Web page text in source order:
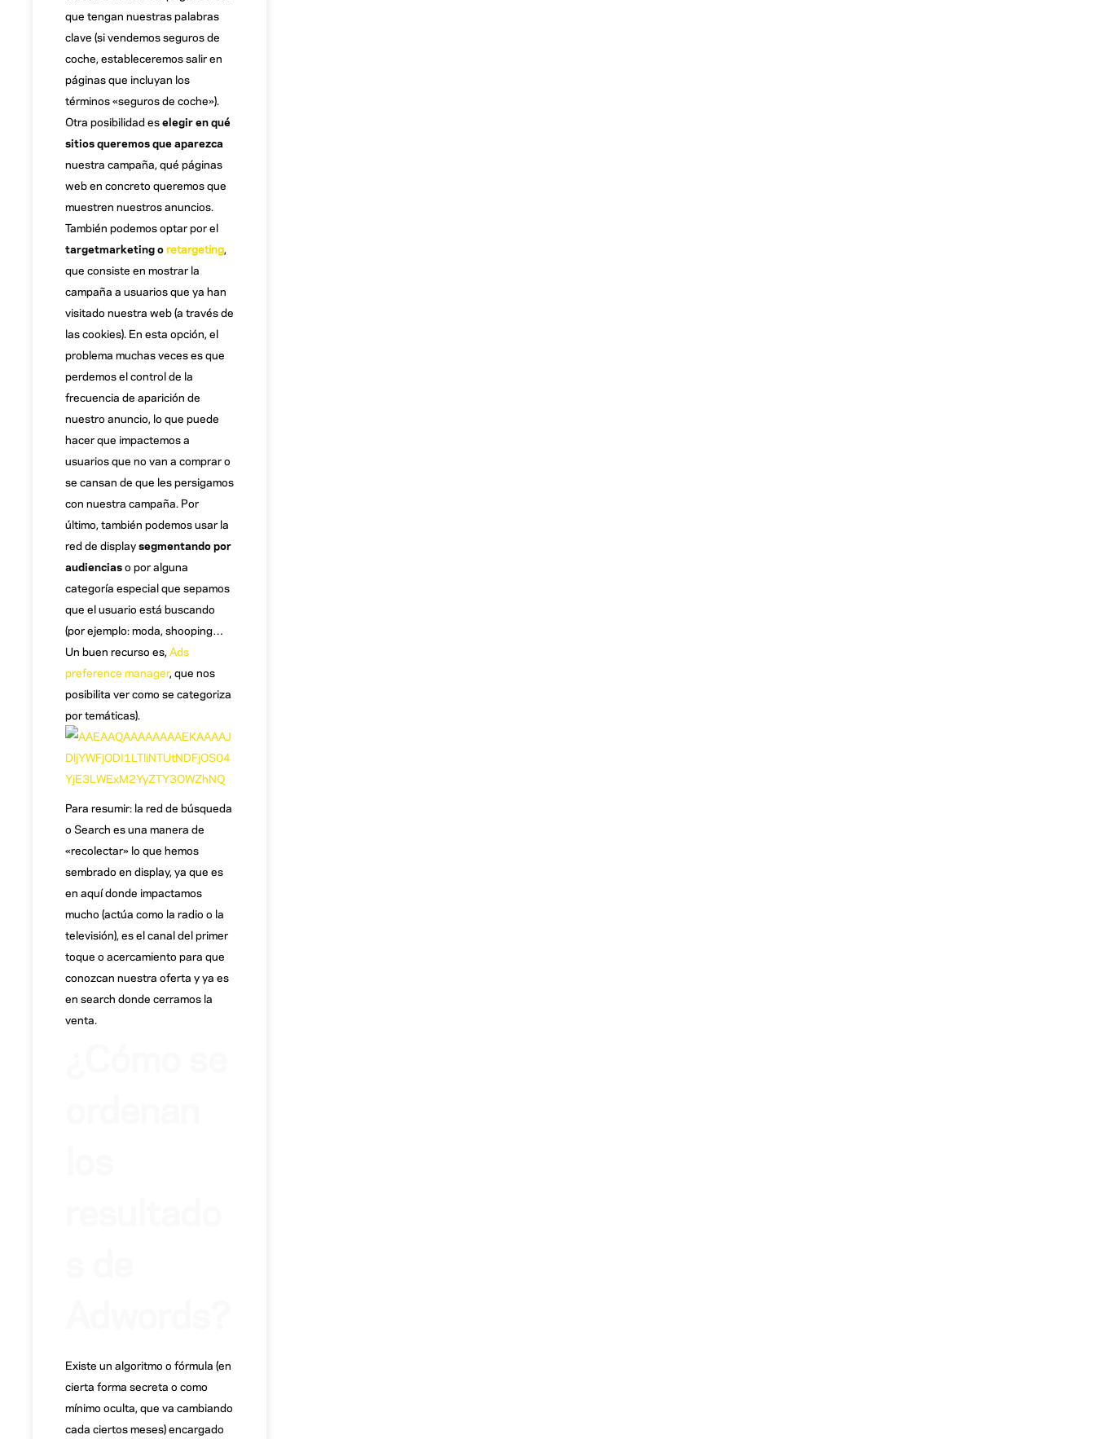
que tengan nuestras palabras
clave (si vendemos seguros de
coche, estableceremos salir en
páginas que incluyan los
términos «seguros de coche»).
Otra posibilidad eselegir en qué
sitios queremos que aparezca
nuestra campaña, qué páginas
web en concreto queremos que
muestren nuestros anuncios.
También podemos optar por el
targetmarketing oretargeting
que consiste en mostrar la
campaña a usuarios que ya han
visitado nuestra web (a través de
las cookies). En esta opción, el
problema muchas veces es que
perdemos el control de la
frecuencia de aparición de
nuestro anuncio, lo que puede
hacer que impactemos a
usuarios que no van a comprar o
se cansan de que les persigamos
con nuestra campaña. Por
último, también podemos usar la
red de displaysegmentando por
audienciaso por alguna
categoría especial que sepamos
que el usuario está buscando
(por ejemplo: moda, shooping…
Un buen recurso es, Ads
preference manager, que nos
posibilita ver como se categoriza
por temáticas).
Para resumir: la red de búsqueda
o Search es una manera de
«recolectar» lo que hemos
sembrado en display, ya que es
en aquí donde impactamos
mucho (actúa como la radio o la
televisión), es el canal del primer
toque o acercamiento para que
conozcan nuestra oferta y ya es
en search donde cerramos la
venta.
Existe un algoritmo o fórmula (en
cierta forma secreta o como
mínimo oculta, que va cambiando
cada ciertos meses) encargado